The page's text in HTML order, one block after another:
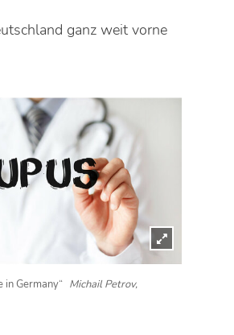
ganz weit vorne
in Germany“ Michail Petrov,